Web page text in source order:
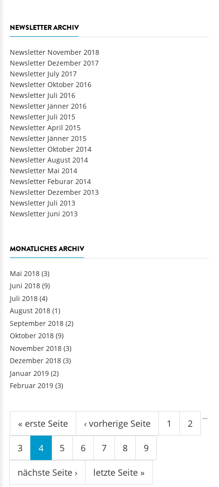
NEWSLETTER ARCHIV
Newsletter November 2018
Newsletter Dezember 2017
Newsletter July 2017
Newsletter Oktober 2016
Newsletter Juli 2016
Newsletter Jänner 2016
Newsletter Juli 2015
Newsletter April 2015
Newsletter Jänner 2015
Newsletter Oktober 2014
Newsletter August 2014
Newsletter Mai 2014
Newsletter Feburar 2014
Newsletter Dezember 2013
Newsletter Juli 2013
Newsletter Juni 2013
MONATLICHES ARCHIV
Mai 2018 (3)
Juni 2018 (9)
Juli 2018 (4)
August 2018 (1)
September 2018 (2)
Oktober 2018 (9)
November 2018 (3)
Dezember 2018 (3)
Januar 2019 (2)
Februar 2019 (3)
Seiten
« erste Seite ‹ vorherige Seite 1 2
3 4 5 6 7 8 9
…
nächste Seite › letzte Seite »